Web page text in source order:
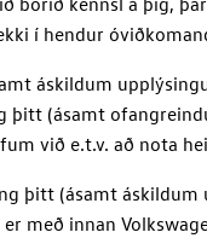
í hendur
áskildum
þitt (ásamt
við e.t.v. að nota
þitt (ásamt
með innan